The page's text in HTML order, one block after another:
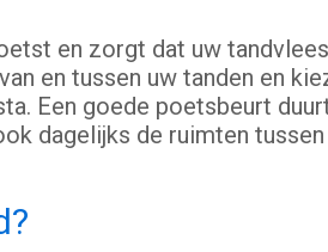
en zorgt dat uw
en tussen uw tanden en
Een goede poetsbeurt
dagelijks de ruimten